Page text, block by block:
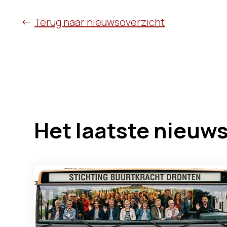
Terug naar nieuwsoverzicht
Het laatste